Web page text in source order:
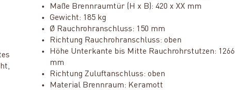
Maße Brennraumtür (H x B): 420 x XX mm
Gewicht: 185 kg
Ø Rauchrohranschluss: 150 mm
Richtung Rauchrohranschluss: oben
Höhe Unterkante bis Mitte Rauchrohrstutzen: 1266
mm
Richtung Zuluftanschluss: oben
Material Brennraum: Keramott